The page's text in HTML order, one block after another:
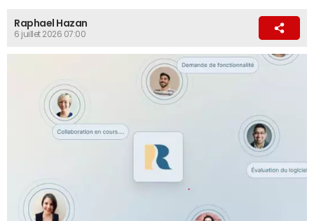
Raphael Hazan
6 juillet 2026 07:00